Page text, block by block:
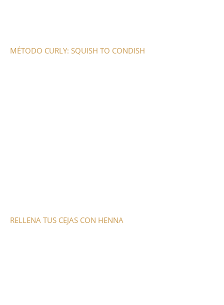
MÉTODO CURLY: SQUISH TO CONDISH
RELLENA TUS CEJAS CON HENNA